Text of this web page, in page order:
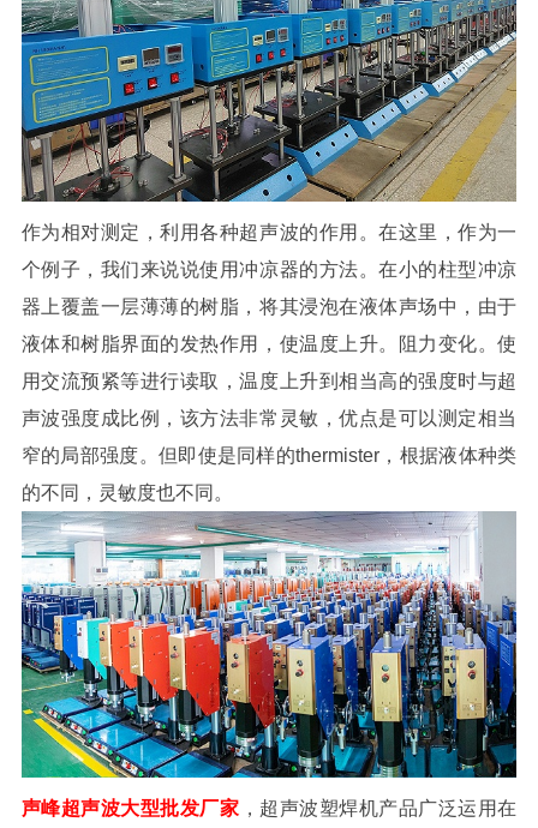
作为相对测定，利用各种超声波的作用。在这里，作为一
个例子，我们来说说使用冲凉器的方法。在小的柱型冲凉
器上覆盖一层薄薄的树脂，将其浸泡在液体声场中，由于
液体和树脂界面的发热作用，使温度上升。阻力变化。使
用交流预紧等进行读取，温度上升到相当高的强度时与超
声波强度成比例，该方法非常灵敏，优点是可以测定相当
窄的局部强度。但即使是同样的thermister，根据液体种类
的不同，灵敏度也不同。
声峰超声波大型批发厂家 ，超声波塑焊机产品广泛运用在